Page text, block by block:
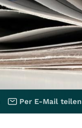
Per E-Mail teilen